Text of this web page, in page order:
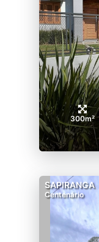
300m²
SAPIRANGA
Centenário